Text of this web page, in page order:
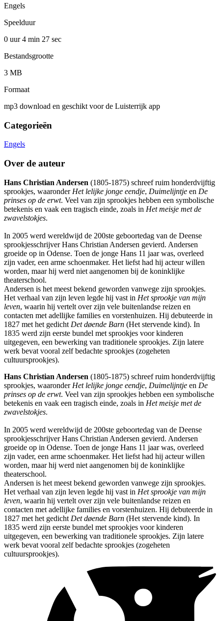
Engels
Speelduur
0 uur 4 min 27 sec
Bestandsgrootte
3 MB
Formaat
mp3 download en geschikt voor de Luisterrijk app
Categorieën
Engels
Over de auteur
Hans Christian Andersen (1805-1875) schreef ruim honderdvijftig
sprookjes, waaronder Het lelijke jonge eendje, Duimelijntje en De
prinses op de erwt. Veel van zijn sprookjes hebben een symbolische
betekenis en vaak een tragisch einde, zoals in Het meisje met de
zwavelstokjes.
In 2005 werd wereldwijd de 200ste geboortedag van de Deense
sprookjesschrijver Hans Christian Andersen gevierd. Andersen
groeide op in Odense. Toen de jonge Hans 11 jaar was, overleed
zijn vader, een arme schoenmaker. Het liefst had hij acteur willen
worden, maar hij werd niet aangenomen bij de koninklijke
theaterschool.
Andersen is het meest bekend geworden vanwege zijn sprookjes.
Het verhaal van zijn leven legde hij vast in Het sprookje van mijn
leven, waarin hij vertelt over zijn vele buitenlandse reizen en
contacten met adellijke families en vorstenhuizen. Hij debuteerde in
1827 met het gedicht Det døende Barn (Het stervende kind). In
1835 werd zijn eerste bundel met sprookjes voor kinderen
uitgegeven, een bewerking van traditionele sprookjes. Zijn latere
werk bevat vooral zelf bedachte sprookjes (zogeheten
cultuursprookjes).
Hans Christian Andersen (1805-1875) schreef ruim honderdvijftig
sprookjes, waaronder Het lelijke jonge eendje, Duimelijntje en De
prinses op de erwt. Veel van zijn sprookjes hebben een symbolische
betekenis en vaak een tragisch einde, zoals in Het meisje met de
zwavelstokjes.
In 2005 werd wereldwijd de 200ste geboortedag van de Deense
sprookjesschrijver Hans Christian Andersen gevierd. Andersen
groeide op in Odense. Toen de jonge Hans 11 jaar was, overleed
zijn vader, een arme schoenmaker. Het liefst had hij acteur willen
worden, maar hij werd niet aangenomen bij de koninklijke
theaterschool.
Andersen is het meest bekend geworden vanwege zijn sprookjes.
Het verhaal van zijn leven legde hij vast in Het sprookje van mijn
leven, waarin hij vertelt over zijn vele buitenlandse reizen en
contacten met adellijke families en vorstenhuizen. Hij debuteerde in
1827 met het gedicht Det døende Barn (Het stervende kind). In
1835 werd zijn eerste bundel met sprookjes voor kinderen
uitgegeven, een bewerking van traditionele sprookjes. Zijn latere
werk bevat vooral zelf bedachte sprookjes (zogeheten
cultuursprookjes).